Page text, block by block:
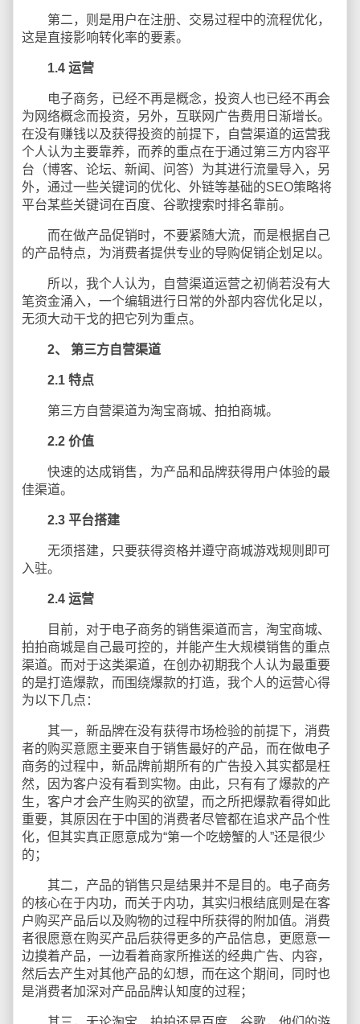
第二，则是用户在注册、交易过程中的流程优化，
这是直接影响转化率的要素。
1.4 运营
电子商务，已经不再是概念，投资人也已经不再会
为网络概念而投资，另外，互联网广告费用日渐增长。
在没有赚钱以及获得投资的前提下，自营渠道的运营我
个人认为主要靠养，而养的重点在于通过第三方内容平
台（博客、论坛、新闻、问答）为其进行流量导入，另
外，通过一些关键词的优化、外链等基础的SEO策略将
平台某些关键词在百度、谷歌搜索时排名靠前。
而在做产品促销时，不要紧随大流，而是根据自己
的产品特点，为消费者提供专业的导购促销企划足以。
所以，我个人认为，自营渠道运营之初倘若没有大
笔资金涌入，一个编辑进行日常的外部内容优化足以，
无须大动干戈的把它列为重点。
2、 第三方自营渠道
2.1 特点
第三方自营渠道为淘宝商城、拍拍商城。
2.2 价值
快速的达成销售，为产品和品牌获得用户体验的最
佳渠道。
2.3 平台搭建
无须搭建，只要获得资格并遵守商城游戏规则即可
入驻。
2.4 运营
目前，对于电子商务的销售渠道而言，淘宝商城、
拍拍商城是自己最可控的，并能产生大规模销售的重点
渠道。而对于这类渠道，在创办初期我个人认为最重要
的是打造爆款，而围绕爆款的打造，我个人的运营心得
为以下几点：
其一，新品牌在没有获得市场检验的前提下，消费
者的购买意愿主要来自于销售最好的产品，而在做电子
商务的过程中，新品牌前期所有的广告投入其实都是枉
然，因为客户没有看到实物。由此，只有有了爆款的产
生，客户才会产生购买的欲望，而之所把爆款看得如此
重要，其原因在于中国的消费者尽管都在追求产品个性
化，但其实真正愿意成为“第一个吃螃蟹的人”还是很少
的；
其二，产品的销售只是结果并不是目的。电子商务
的核心在于内功，而关于内功，其实归根结底则是在客
户购买产品后以及购物的过程中所获得的附加值。消费
者很愿意在购买产品后获得更多的产品信息，更愿意一
边摸着产品，一边看着商家所推送的经典广告、内容，
然后去产生对其他产品的幻想，而在这个期间，同时也
是消费者加深对产品品牌认知度的过程；